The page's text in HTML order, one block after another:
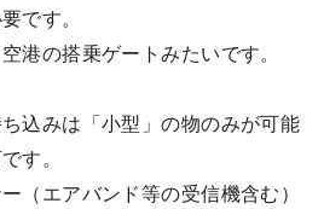
です。
港の搭乗ゲートみたいです。
込みは「小型」の物のみが可能
す。
（エアバンド等の受信機含む）